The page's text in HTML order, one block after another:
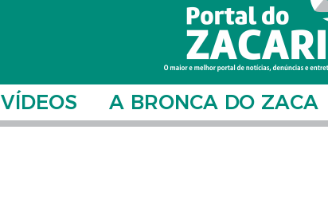
VÍDEOS A BRONCA DO ZACA